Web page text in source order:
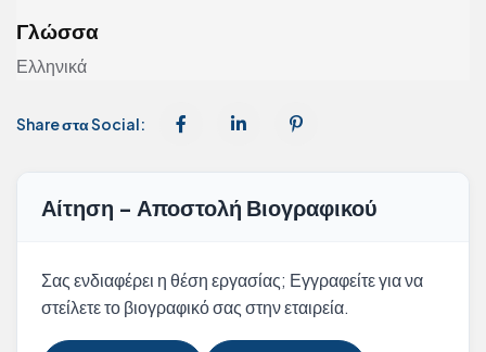
Γλώσσα
Ελληνικά
Share στα Social:
Αίτηση - Αποστολή Βιογραφικού
Σας ενδιαφέρει η θέση εργασίας; Εγγραφείτε για να
στείλετε το βιογραφικό σας στην εταιρεία.